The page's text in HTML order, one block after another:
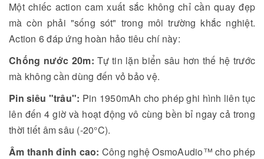
Một chiếc action cam xuất sắc không chỉ cần quay đẹp
mà còn phải "sống sót" trong môi trường khắc nghiệt.
Action 6 đáp ứng hoàn hảo tiêu chí này:
Chống nước 20m: Tự tin lặn biển sâu hơn thế hệ trước
mà không cần dùng đến vỏ bảo vệ.
Pin siêu "trâu": Pin 1950mAh cho phép ghi hình liên tục
lên đến 4 giờ và hoạt động vô cùng bền bỉ ngay cả trong
thời tiết âm sâu (-20°C).
Âm thanh đỉnh cao: Công nghệ OsmoAudio™ cho phép